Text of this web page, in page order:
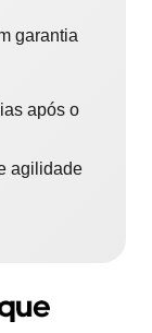
garantia
após o
agilidade